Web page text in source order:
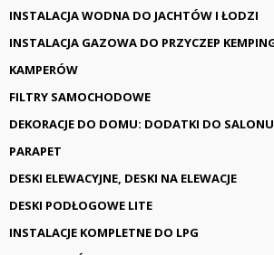
INSTALACJA WODNA DO JACHTÓW I ŁODZI
INSTALACJA GAZOWA DO PRZYCZEP
KAMPERÓW
FILTRY SAMOCHODOWE
DEKORACJE DO DOMU: DODATKI DO
PARAPET
DESKI ELEWACYJNE, DESKI NA ELEWACJE
DESKI PODŁOGOWE LITE
INSTALACJE KOMPLETNE DO LPG